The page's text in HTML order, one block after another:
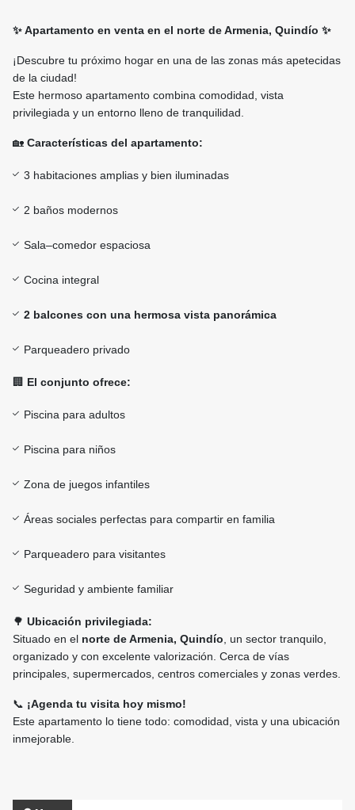
✨ Apartamento en venta en el norte de Armenia, Quindío ✨
¡Descubre tu próximo hogar en una de las zonas más apetecidas
de la ciudad!
Este hermoso apartamento combina comodidad, vista
privilegiada y un entorno lleno de tranquilidad.
🏡 Características del apartamento:
3 habitaciones amplias y bien iluminadas
2 baños modernos
Sala–comedor espaciosa
Cocina integral
2 balcones con una hermosa vista panorámica
Parqueadero privado
🏢 El conjunto ofrece:
Piscina para adultos
Piscina para niños
Zona de juegos infantiles
Áreas sociales perfectas para compartir en familia
Parqueadero para visitantes
Seguridad y ambiente familiar
🌳 Ubicación privilegiada:
Situado en el norte de Armenia, Quindío , un sector tranquilo,
organizado y con excelente valorización. Cerca de vías
principales, supermercados, centros comerciales y zonas verdes.
📞 ¡Agenda tu visita hoy mismo!
Este apartamento lo tiene todo: comodidad, vista y una ubicación
inmejorable.